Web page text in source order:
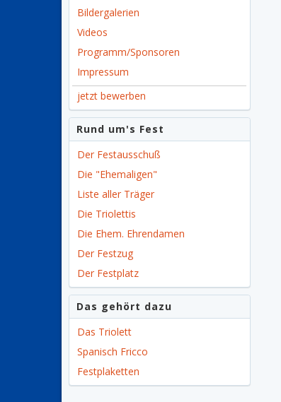
Bildergalerien
Videos
Programm/Sponsoren
Impressum
jetzt bewerben
Rund um's Fest
Der Festausschuß
Die "Ehemaligen"
Liste aller Träger
Die Triolettis
Die Ehem. Ehrendamen
Der Festzug
Der Festplatz
Das gehört dazu
Das Triolett
Spanisch Fricco
Festplaketten